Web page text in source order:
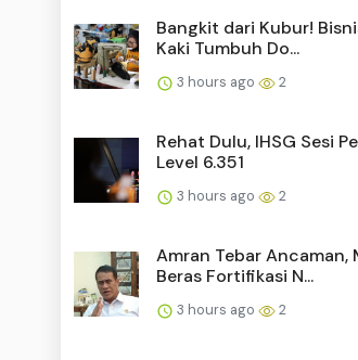
Bangkit dari Kubur!
Kaki Tumbuh Do...
3 hours ago 2
Rehat Dulu, IHSG Sesi
Level 6.351
3 hours ago 2
Amran Tebar Ancaman,
Beras Fortifikasi N...
3 hours ago 2